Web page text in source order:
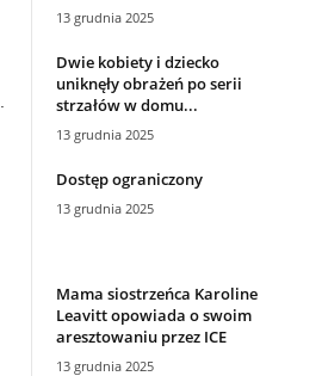
13 grudnia 2025
Dwie kobiety i dziecko
uniknęły obrażeń po serii
strzałów w domu...
13 grudnia 2025
Dostęp ograniczony
13 grudnia 2025
Mama siostrzeńca Karoline
Leavitt opowiada o swoim
aresztowaniu przez ICE
13 grudnia 2025